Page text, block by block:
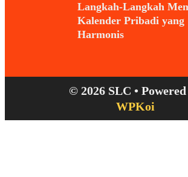
Langkah-Langkah
Kalender Pribadi yang
Harmonis
© 2026 SLC •
WPKoi